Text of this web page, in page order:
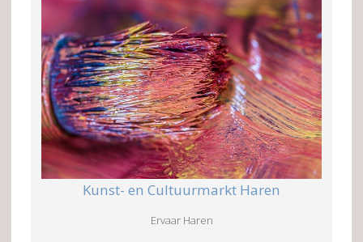
Kunst- en Cultuurmarkt Haren
Ervaar Haren